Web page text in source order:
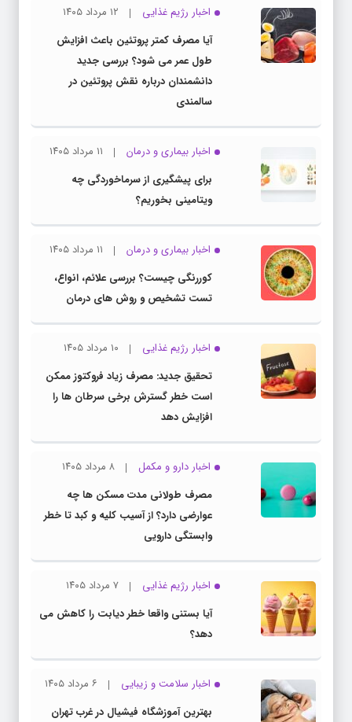
اخبار رژیم غذایی
۱۲ مرداد ۱۴۰۵
آیا مصرف کمتر پروتئین باعث افزایش
طول عمر می شود؟ بررسی جدید
دانشمندان درباره نقش پروتئین در
سالمندی
اخبار بیماری و درمان
۱۱ مرداد ۱۴۰۵
برای پیشگیری از سرماخوردگی چه
ویتامینی بخوریم؟
اخبار بیماری و درمان
۱۱ مرداد ۱۴۰۵
کوررنگی چیست؟ بررسی علائم، انواع،
تست تشخیص و روش های درمان
اخبار رژیم غذایی
۱۰ مرداد ۱۴۰۵
تحقیق جدید: مصرف زیاد فروکتوز ممکن
است خطر گسترش برخی سرطان ها را
افزایش دهد
اخبار دارو و مکمل
۸ مرداد ۱۴۰۵
مصرف طولانی مدت مسکن ها چه
عوارضی دارد؟ از آسیب کلیه و کبد تا خطر
وابستگی دارویی
اخبار رژیم غذایی
۷ مرداد ۱۴۰۵
آیا بستنی واقعا خطر دیابت را کاهش می
دهد؟
اخبار سلامت و زیبایی
۶ مرداد ۱۴۰۵
بهترین آموزشگاه فیشیال در غرب تهران